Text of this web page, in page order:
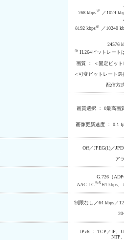
768 kbps※
／1024
8192 kbps※ ／10240
24576
※ H.264ビットレート
画質 ： ＜固定ビッ
＜可変ビットレート
配信方
画質選択 ： 0最高画
画像更新速度 ： 0.1
Off／JPEG(1)／
ア
G.726（
AAC-LC※664 kbps、
制限なし／64 kbps／
IPv6 ： TCP／IP、
NTP